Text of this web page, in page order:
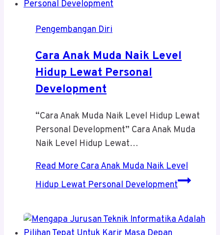
Pengembangan Diri
Cara Anak Muda Naik Level
Hidup Lewat Personal
Development
“Cara Anak Muda Naik Level Hidup Lewat
Personal Development” Cara Anak Muda
Naik Level Hidup Lewat…
Read MoreCara Anak Muda Naik Level
Hidup Lewat Personal Development